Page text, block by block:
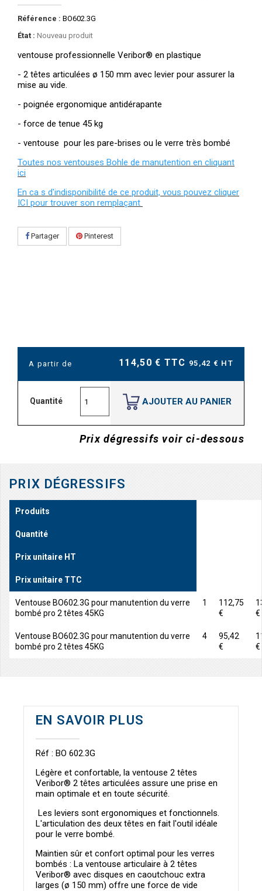
Référence : BO602.3G
État : Nouveau produit
ventouse professionnelle Veribor® en plastique
- 2 têtes articulées ø 150 mm avec levier pour assurer la
mise au vide.
- poignée ergonomique antidérapante
- force de tenue 45 kg
- ventouse pour les pare-brises ou le verre très bombé
Toutes nos ventouses Bohle de manutention en cliquant
ici
En ca s d'indisponibilité de ce produit, vous pouvez cliquer
ICI pour trouver son remplaçant
Partager Pinterest
A partir de 114,50 € TTC 95,42 € HT
Quantité AJOUTER AU PANIER
Prix dégressifs voir ci-dessous
PRIX DÉGRESSIFS
Produits
Quantité
Prix unitaire HT
Prix unitaire TTC
Ventouse BO602.3G pour manutention du verre
bombé pro 2 têtes 45KG
1
112,75
€
€
Ventouse BO602.3G pour manutention du verre
bombé pro 2 têtes 45KG
4
95,42
€
€
EN SAVOIR PLUS
Réf : BO 602.3G
Légère et confortable, la ventouse 2 têtes
Veribor® 2 têtes articulées assure une prise en
main optimale et en toute sécurité.
Les leviers sont ergonomiques et fonctionnels.
L'articulation des deux têtes en fait l'outil idéale
pour le verre bombé.
Maintien sûr et confort optimal pour les verres
bombés : La ventouse articulaire à 2 têtes
Veribor® avec disques en caoutchouc extra
larges (ø 150 mm) offre une force de vide